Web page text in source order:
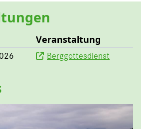
Veranstaltung
Berggottesdienst